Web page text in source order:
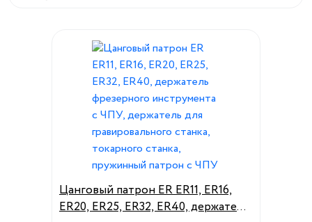
Цанговый патрон ER ER11, ER16,
ER20, ER25, ER32, ER40, держатель